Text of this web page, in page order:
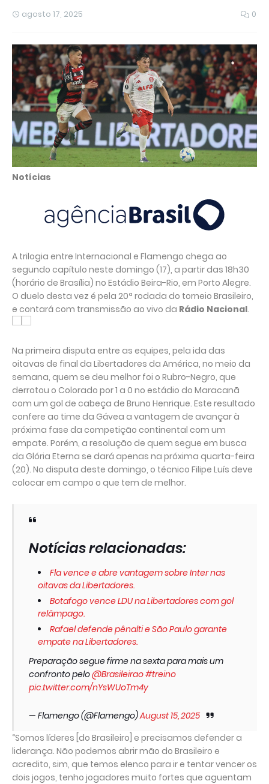
agosto 17, 2025 0
Notícias
A trilogia entre Internacional e Flamengo chega ao
segundo capítulo neste domingo (17), a partir das 18h30
(horário de Brasília) no Estádio Beira-Rio, em Porto Alegre.
O duelo desta vez é pela 20ª rodada do torneio Brasileiro,
e contará com transmissão ao vivo da Rádio Nacional.
Na primeira disputa entre as equipes, pela ida das
oitavas de final da Libertadores da América, no meio da
semana, quem se deu melhor foi o Rubro-Negro, que
derrotou o Colorado por 1 a 0 no estádio do Maracanã
com um gol de cabeça de Bruno Henrique. Este resultado
confere ao time da Gávea a vantagem de avançar à
próxima fase da competição continental com um
empate. Porém, a resolução de quem segue em busca
da Glória Eterna se dará apenas na próxima quarta-feira
(20). No disputa deste domingo, o técnico Filipe Luís deve
colocar em campo o que tem de melhor.
Notícias relacionadas:
Fla vence e abre vantagem sobre Inter nas
oitavas da Libertadores.
Botafogo vence LDU na Libertadores com gol
relâmpago.
Rafael defende pênalti e São Paulo garante
empate na Libertadores.
Preparação segue firme na sexta para mais um
confronto pelo@Brasileirao#treino
pic.twitter.com/nYsWUoTm4y
— Flamengo (@Flamengo)August 15, 2025
“Somos líderes [do Brasileiro] e precisamos defender a
liderança. Não podemos abrir mão do Brasileiro e
acredito, sim, que temos elenco para ir e tentar vencer os
dois jogos, tenho jogadores muito fortes que aguentam